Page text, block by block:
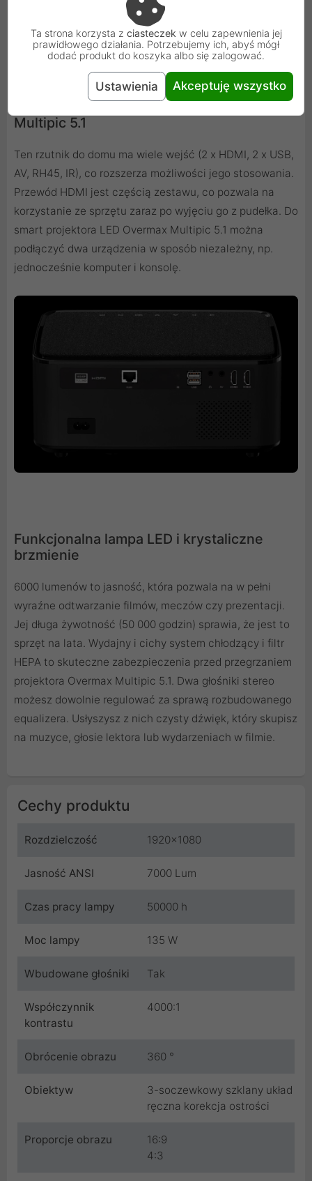
Multipic 5.1
Ten rzutnik do domu ma wiele wejść (2 x HDMI, 2 x USB,
AV, RH45, IR), co rozszerza możliwości jego stosowania.
Przewód HDMI jest częścią zestawu, co pozwala na
korzystanie ze sprzętu zaraz po wyjęciu go z pudełka. Do
smart projektora LED Overmax Multipic 5.1 można
podłączyć dwa urządzenia w sposób niezależny, np.
jednocześnie komputer i konsolę.
Funkcjonalna lampa LED i krystaliczne
brzmienie
6000 lumenów to jasność, która pozwala na w pełni
wyraźne odtwarzanie filmów, meczów czy prezentacji.
Jej długa żywotność (50 000 godzin) sprawia, że jest to
sprzęt na lata. Wydajny i cichy system chłodzący i filtr
HEPA to skuteczne zabezpieczenia przed przegrzaniem
projektora Overmax Multipic 5.1. Dwa głośniki stereo
możesz dowolnie regulować za sprawą rozbudowanego
equalizera. Usłyszysz z nich czysty dźwięk, który skupisz
na muzyce, głosie lektora lub wydarzeniach w filmie.
Cechy produktu
Rozdzielczość 1920x1080
Jasność ANSI 7000 Lum
Czas pracy lampy 50000 h
Moc lampy 135 W
Wbudowane głośniki Tak
Współczynnik
kontrastu
4000:1
Obrócenie obrazu 360 °
Obiektyw
3-soczewkowy szklany układ
ręczna korekcja ostrości
Proporcje obrazu
16:9
4:3
Ta strona korzysta z ciasteczek w celu zapewnienia jej
prawidłowego działania. Potrzebujemy ich, abyś mógł
dodać produkt do koszyka albo się zalogować.
Ustawienia Akceptuję wszystko